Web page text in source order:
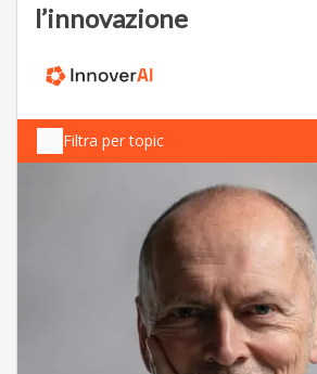
l’innovazione
Filtra per topic